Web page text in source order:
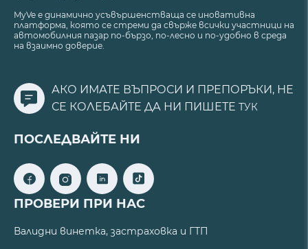
MyVe е динамично усъвършенстваща се иновативна
платформа, която се стреми да свърже всички участници на
автомобилния пазар по-бързо, по-лесно и по-удобно в среда
на взаимно доверие.
АКО ИМАТЕ ВЪПРОСИ И ПРЕПОРЪКИ, НЕ
СЕ КОЛЕБАЙТЕ ДА НИ ПИШЕТЕ ТУК
ПОСЛЕДВАЙТЕ НИ
ПРОВЕРИ ПРИ НАС
Валидни винетка, застраховка и ГТП